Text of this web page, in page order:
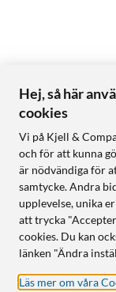
Hej, så här
cookies
Vi på Kjell &
och för att kunna
är nödvändiga för
samtycke. Andra
upplevelse, unika
att trycka
cookies. Du kan
länken "Ändra
Läs mer om våra